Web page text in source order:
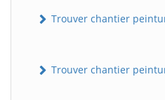
Trouver chantier
Trouver chantier